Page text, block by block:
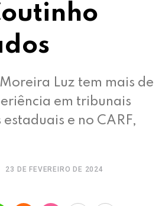
Luz tem mais de
em tribunais
e no CARF,
23 DE FEVEREIRO DE 2024